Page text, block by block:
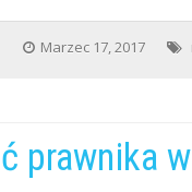
Marzec 17, 2017
prawnika